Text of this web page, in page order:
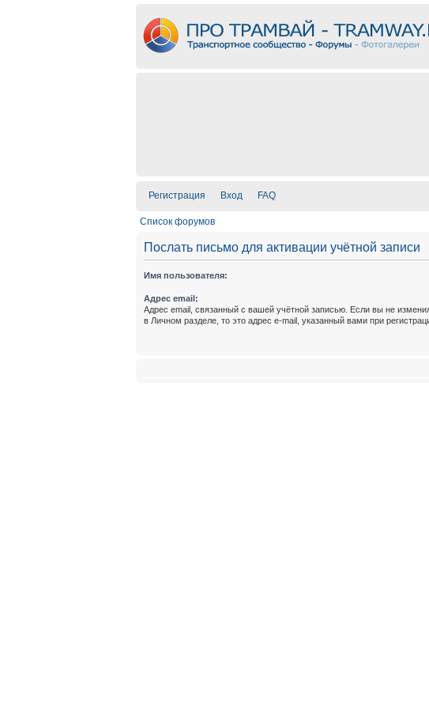
Регистрация Вход FAQ
Список форумов
Послать письмо для активации учётной записи
Имя пользователя:
Адрес email:
Адрес email, связанный с вашей учётной записью. Если вы не
в Личном разделе, то это адрес e-mail, указанный вами при